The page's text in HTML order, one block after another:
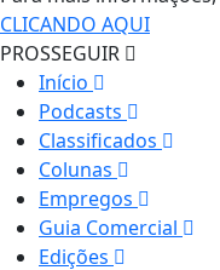
CLICANDO AQUI
PROSSEGUIR
Início
Podcasts
Classificados
Colunas
Empregos
Guia Comercial
Edições